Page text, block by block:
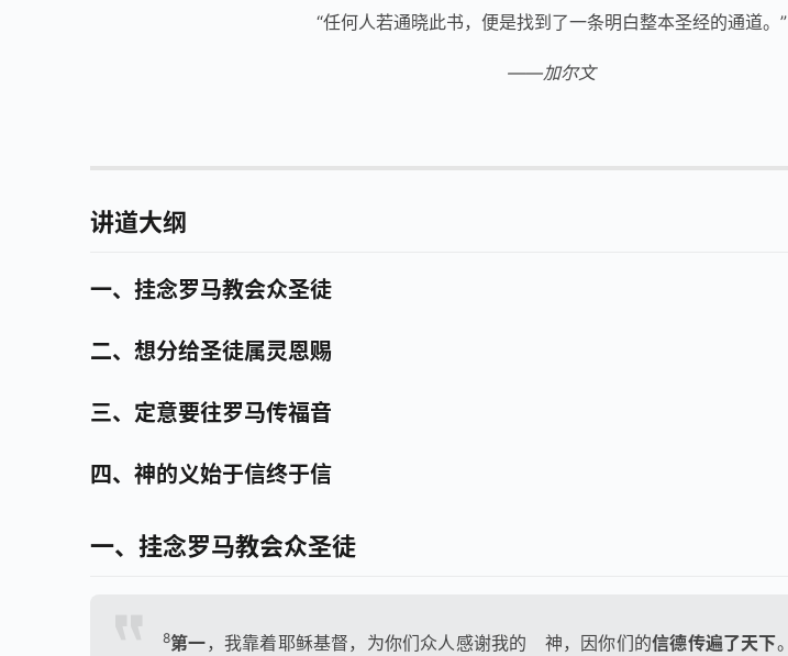
“任何人若通晓此书，便是找到了一条明白整本圣经的通道。”
——加尔文
讲道大纲
一、挂念罗马教会众圣徒
二、想分给圣徒属灵恩赐
三、定意要往罗马传福音
四、神的义始于信终于信
一、挂念罗马教会众圣徒
8第一，我靠着耶稣基督，为你们众人感谢我的 神，因你们的信德传遍了天下。